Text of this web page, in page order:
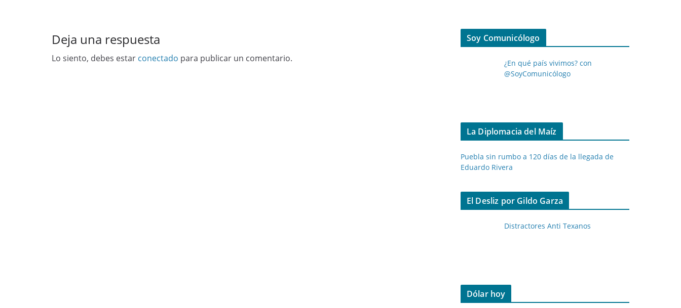
Deja una respuesta
Lo siento, debes estar conectado para publicar un comentario.
Soy Comunicólogo
¿En qué país vivimos? con
@SoyComunicólogo
La Diplomacia del Maíz
Puebla sin rumbo a 120 días de la llegada de
Eduardo Rivera
El Desliz por Gildo Garza
Distractores Anti Texanos
Dólar hoy